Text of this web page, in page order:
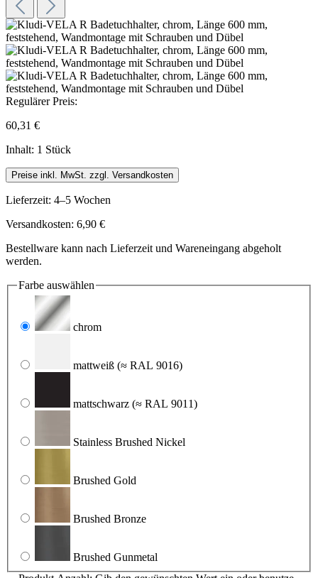
Regulärer Preis:
60,31 €
Inhalt: 1 Stück
Preise inkl. MwSt. zzgl. Versandkosten
Lieferzeit: 4–5 Wochen
Versandkosten: 6,90 €
Bestellware kann nach Lieferzeit und Wareneingang abgeholt
werden.
Farbe auswählen
chrom
mattweiß (≈ RAL 9016)
mattschwarz (≈ RAL 9011)
Stainless Brushed Nickel
Brushed Gold
Brushed Bronze
Brushed Gunmetal